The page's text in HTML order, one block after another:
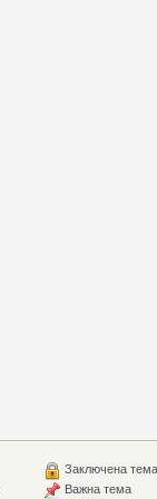
Заключена тема
Важна тема